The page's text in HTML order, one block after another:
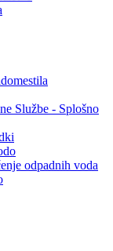
Službe - Splošno
odpadnih voda